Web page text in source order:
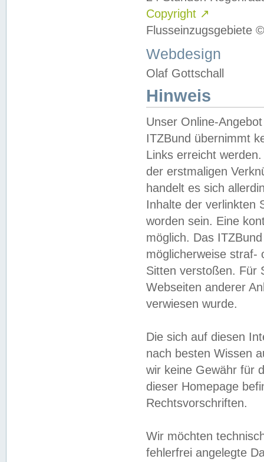
Copyright ↗
Flusseinzugsgebiete
Webdesign
Olaf Gottschall
Hinweis
Unser Online-
ITZBund übernimmt
Links erreicht
der erstmaligen
handelt es sich
Inhalte der verlinkten
worden sein. Eine
möglich. Das
möglicherweise straf-
Sitten verstoßen. Für
Webseiten anderer
verwiesen wurde.
Die sich auf diesen
nach besten Wissen
wir keine Gewähr für
dieser Homepage
Rechtsvorschriften.
Wir möchten
fehlerfrei angelegte